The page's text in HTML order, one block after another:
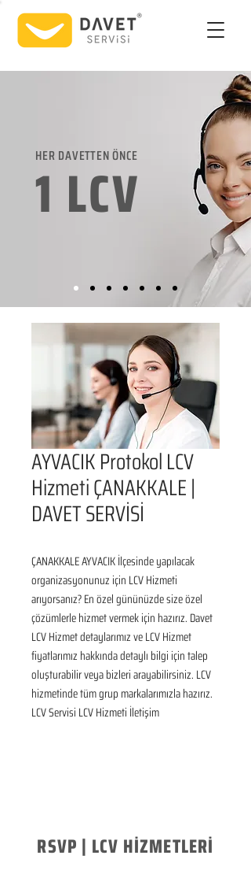
HER DAVETTEN ÖNCE
1 LCV
AYVACIK Protokol LCV
Hizmeti ÇANAKKALE |
DAVET SERVİSİ
ÇANAKKALE AYVACIK İlçesinde yapılacak
organizasyonunuz için LCV Hizmeti
arıyorsanız? En özel gününüzde size özel
çözümlerle hizmet vermek için hazırız. Davet
LCV Hizmet detaylarımız ve LCV Hizmet
fiyatlarımız hakkında detaylı bilgi için talep
oluşturabilir veya bizleri arayabilirsiniz. LCV
hizmetinde tüm grup markalarımızla hazırız.
LCV Servisi LCV Hizmeti İletişim
RSVP | LCV HİZMETLERİ